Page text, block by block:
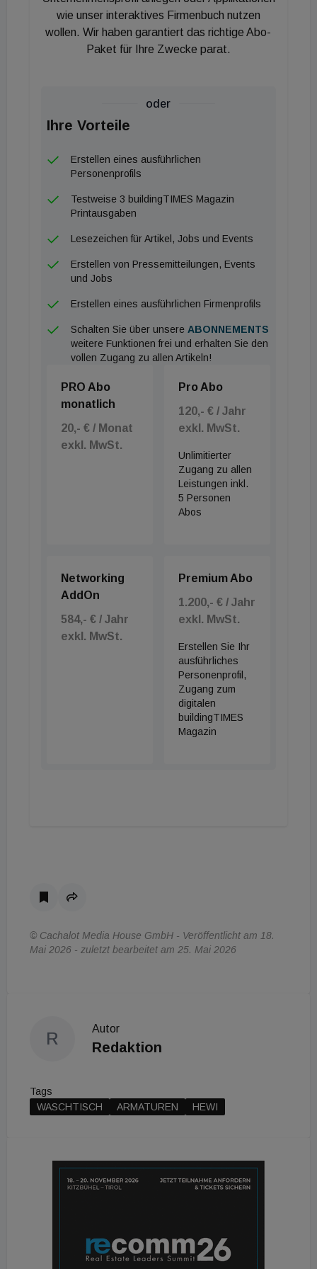
Waschtisch. Ein spaltfrei geführter, seitlicher
Bedienhebel und ein integrierter
Schwenkstrahlregler garantieren eine
geformten Metallhebel definiert, der wahlweise mit
einem farbigen Polyamid-Akzent versehen werden
optionalen Montage mit oder ohne Rosettensockel
eine prägnante geometrische Akzentuierung im
Der wahre Mehrwert für Planer von
zukunftsorientierten und demografiefesten
Gebäuden liegt in der funktionalen Tiefe der Details.
477 ist in 16 verschiedenen Farben erhältlich. Was
auf den ersten Blick als rein ästhetisches Feature
erscheint, ist in der Praxis ein essenzielles
Werkzeug zur Förderung der Klimaresilienz und
sozialen Inklusion im Gebäude: Die gezielten
Farbkontraste erleichtern Menschen mit
eingeschränkter Sehfähigkeit die Orientierung im
Raum erheblich und unterstützen die intuitive
Nutzung. Gepaart mit den kompakten
Waschtischen, die speziell für stark begrenzte
die gesellschaftliche Teilhabe architektonisch
verankert.
wie unser interaktives Firmenbuch nutzen
wollen. Wir haben garantiert das richtige Abo-
Paket für Ihre Zwecke parat.
oder
Ihre Vorteile
Erstellen eines ausführlichen
Personenprofils
Testweise 3 buildingTIMES Magazin
Printausgaben
Lesezeichen für Artikel, Jobs und Events
Erstellen von Pressemitteilungen, Events
und Jobs
Erstellen eines ausführlichen Firmenprofils
Schalten Sie über unsere ABONNEMENTS
weitere Funktionen frei und erhalten Sie den
vollen Zugang zu allen Artikeln!
PRO Abo
monatlich
20,- € / Monat
exkl. MwSt.
Pro Abo
120,- € / Jahr
exkl. MwSt.
Unlimitierter
Zugang zu allen
Leistungen inkl.
5 Personen
Abos
Networking
AddOn
584,- € / Jahr
exkl. MwSt.
Premium Abo
1.200,- € / Jahr
exkl. MwSt.
Erstellen Sie Ihr
ausführliches
Personenprofil,
Zugang zum
digitalen
buildingTIMES
Magazin
© Cachalot Media House GmbH - Veröffentlicht am 18.
Mai 2026 - zuletzt bearbeitet am 25. Mai 2026
R
Autor
Redaktion
Tags
WASCHTISCH
ARMATUREN HEWI